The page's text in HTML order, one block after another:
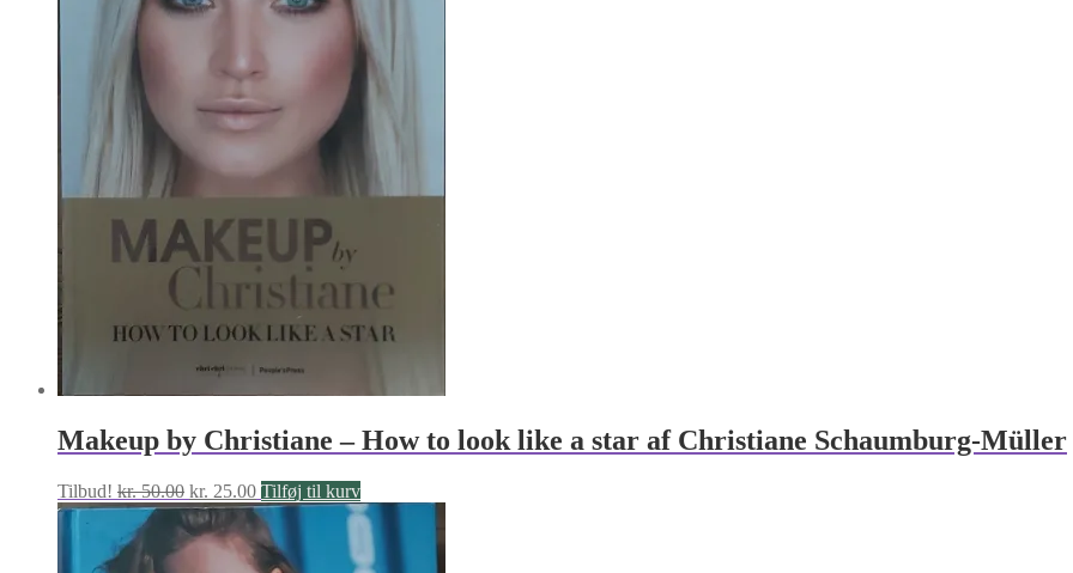
Makeup by Christiane – How to look like a star af Christiane Schaumburg-Müller
Tilbud! kr.50.00 Den
oprindelige
pris
kr. 25.00Den
aktuelle
pris
er:
Tilføj til kurv